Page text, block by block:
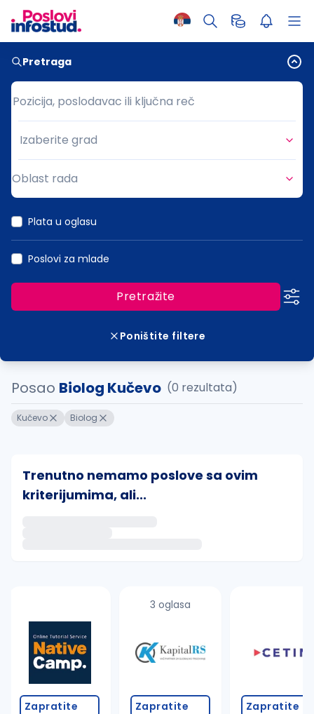
Pretraga
Pozicija, poslodavac ili ključna reč
Pozicija, poslodavac ili ključna reč
Grad
Izaberite grad
Oblast rada
Plata u oglasu
Poslovi za mlade
Pretražite
Poništite filtere
Posao Biolog Kučevo (0 rezultata)
Kučevo Biolog
Trenutno nemamo poslove sa ovim
kriterijumima, ali...
Takođe možete da:
proverite pravopisne greške (koristite č, ć, š, đ,
povećajte radijus za odabrani grad
promenite odabrane filtere pretrage
Zapratite
3 oglasa
Zapratite Zapratite